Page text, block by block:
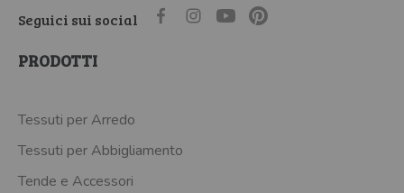
Seguici sui social
PRODOTTI
Tessuti per Arredo
Tessuti per Abbigliamento
Tende e Accessori